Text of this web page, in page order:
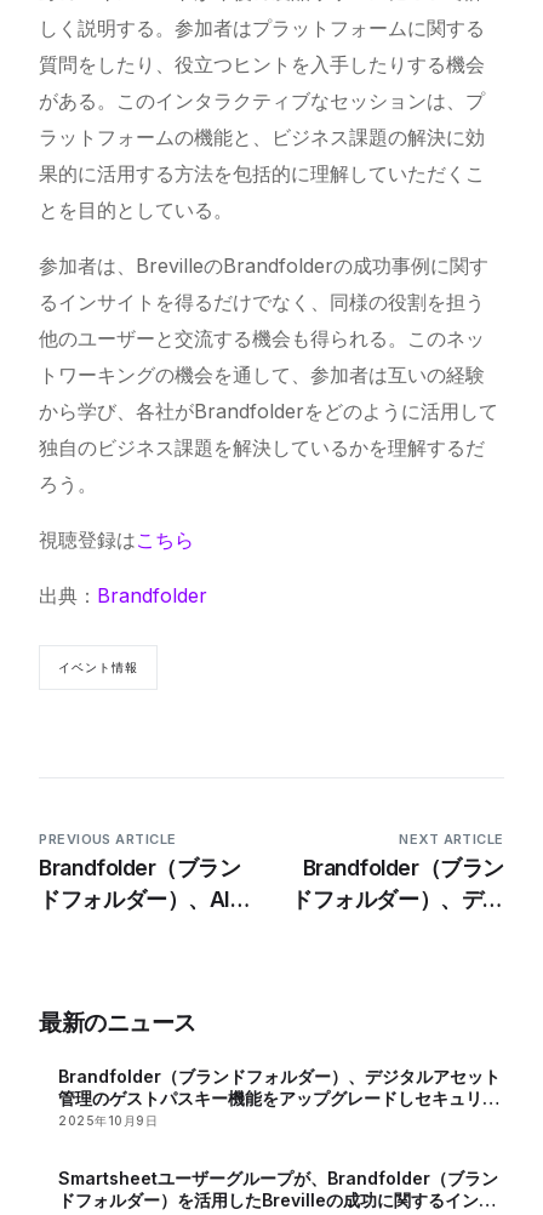
しく説明する。参加者はプラットフォームに関する
質問をしたり、役立つヒントを入手したりする機会
がある。このインタラクティブなセッションは、プ
ラットフォームの機能と、ビジネス課題の解決に効
果的に活用する方法を包括的に理解していただくこ
とを目的としている。
参加者は、BrevilleのBrandfolderの成功事例に関す
るインサイトを得るだけでなく、同様の役割を担う
他のユーザーと交流する機会も得られる。このネッ
トワーキングの機会を通して、参加者は互いの経験
から学び、各社がBrandfolderをどのように活用して
独自のビジネス課題を解決しているかを理解するだ
ろう。
視聴登録はこちら
出典： Brandfolder
イベント情報
PREVIOUS ARTICLE
Brandfolder（ブラン
ドフォルダー）、AI、
NEXT ARTICLE
Brandfolder（ブラン
ドフォルダー）、デジ
最新のニュース
Brandfolder（ブランドフォルダー）、デジタルアセット
管理のゲストパスキー機能をアップグレードしセキュリテ
ィーを強化
2025年10月9日
Smartsheetユーザーグループが、Brandfolder（ブラン
ドフォルダー）を活用したBrevilleの成功に関するインサ